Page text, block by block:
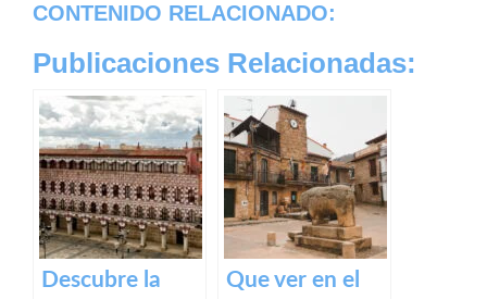
CONTENIDO RELACIONADO:
Publicaciones Relacionadas:
Descubre la
Que ver en el